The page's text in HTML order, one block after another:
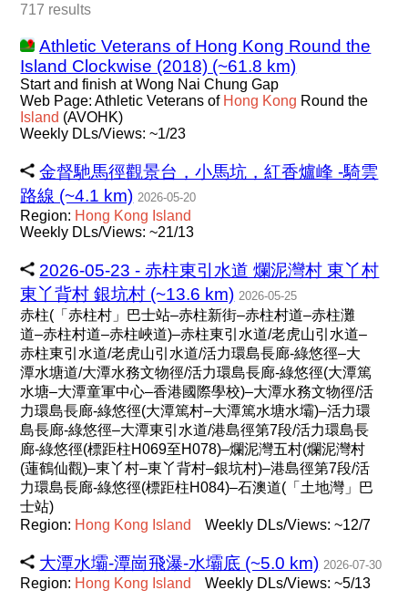
717 results
Athletic Veterans of Hong Kong Round the
Island Clockwise (2018) (~61.8 km)
Start and finish at Wong Nai Chung Gap
Web Page: Athletic Veterans of Hong Kong Round the
Island (AVOHK)
Weekly DLs/Views: ~1/23
金督馳馬徑觀景台，小馬坑，紅香爐峰 -騎雲
路線 (~4.1 km) 2026-05-20
Region: Hong Kong Island
Weekly DLs/Views: ~21/13
2026-05-23 - 赤柱東引水道 爛泥灣村 東丫村
東丫背村 銀坑村 (~13.6 km) 2026-05-25
赤柱(「赤柱村」巴士站–赤柱新街–赤柱村道–赤柱灘
道–赤柱村道–赤柱峽道)–赤柱東引水道/老虎山引水道–
赤柱東引水道/老虎山引水道/活力環島長廊-綠悠徑–大
潭水塘道/大潭水務文物徑/活力環島長廊-綠悠徑(大潭篤
水塘–大潭童軍中心–香港國際學校)–大潭水務文物徑/活
力環島長廊-綠悠徑(大潭篤村–大潭篤水塘水壩)–活力環
島長廊-綠悠徑–大潭東引水道/港島徑第7段/活力環島長
廊-綠悠徑(標距柱H069至H078)–爛泥灣五村(爛泥灣村
(蓮鶴仙觀)–東丫村–東丫背村–銀坑村)–港島徑第7段/活
力環島長廊-綠悠徑(標距柱H084)–石澳道(「土地灣」巴
士站)
Region: Hong Kong Island Weekly DLs/Views: ~12/7
大潭水壩-潭崗飛瀑-水壩底 (~5.0 km) 2026-07-30
Region: Hong Kong Island Weekly DLs/Views: ~5/13